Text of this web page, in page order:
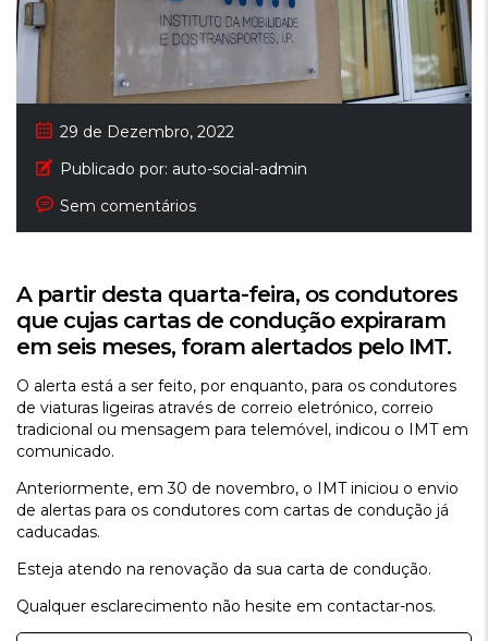
29 de Dezembro, 2022
Publicado por: auto-social-admin
Sem comentários
A partir desta quarta-feira, os condutores
que cujas cartas de condução expiraram
em seis meses, foram alertados pelo IMT.
O alerta está a ser feito, por enquanto, para os condutores
de viaturas ligeiras através de correio eletrónico, correio
tradicional ou mensagem para telemóvel, indicou o IMT em
comunicado.
Anteriormente, em 30 de novembro, o IMT iniciou o envio
de alertas para os condutores com cartas de condução já
caducadas.
Esteja atendo na renovação da sua carta de condução.
Qualquer esclarecimento não hesite em contactar-nos.